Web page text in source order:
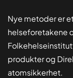
Nye metoder er
helseforetakene
produkter og
atomsikkerhet.